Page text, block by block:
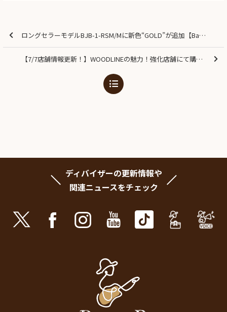
ロングセラーモデルBJB-1-RSM/Mに新色“GOLD”が追加【Bacchus Universe Series】
【7/7店舗情報更新！】WOODLINEの魅力！強化店舗にて購入特典キャンペーン実施中！
ディバイザーの更新情報や
関連ニュースをチェック